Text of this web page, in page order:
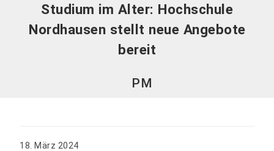
Studium im Alter: Hochschule
Nordhausen stellt neue Angebote
bereit
PM
18. März 2024